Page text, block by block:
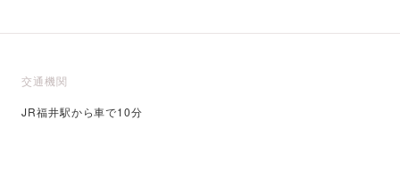
交通機関
JR福井駅から車で10分